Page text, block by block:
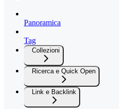
Panoramica
Tag
Collezioni
Ricerca e Quick Open
Link e Backlink